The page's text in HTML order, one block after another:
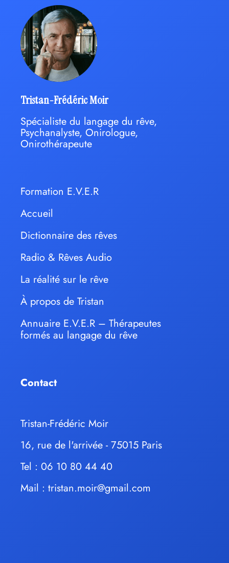
Tristan-Frédéric Moir
Spécialiste du langage du rêve,
Psychanalyste, Onirologue,
Onirothérapeute
Formation E.V.E.R
Accueil
Dictionnaire des rêves
Radio & Rêves Audio
La réalité sur le rêve
À propos de Tristan
Annuaire E.V.E.R – Thérapeutes
formés au langage du rêve
Contact
Tristan-Frédéric Moir
16, rue de l'arrivée - 75015 Paris
Tel : 06 10 80 44 40
Mail : tristan.moir@gmail.com